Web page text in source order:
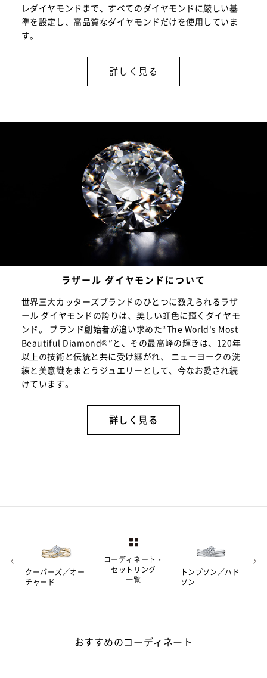
レダイヤモンドまで、すべてのダイヤモンドに厳しい基
準を設定し、高品質なダイヤモンドだけを使用していま
す。
詳しく見る
ラザール ダイヤモンドについて
世界三大カッターズブランドのひとつに数えられるラザ
ール ダイヤモンドの誇りは、美しい虹色に輝くダイヤモ
ンド。 ブランド創始者が追い求めた“The World's Most
Beautiful Diamond®”と、その最高峰の輝きは、120年
以上の技術と伝統と共に受け継がれ、 ニューヨークの洗
練と美意識をまとうジュエリーとして、今なお愛され続
けています。
詳しく見る
コーディネート・
セットリング
一覧
クーパーズ／オー
チャード
トンプソン／ハド
ソン
おすすめのコーディネート